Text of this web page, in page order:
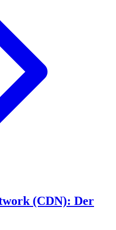
(CDN): Der